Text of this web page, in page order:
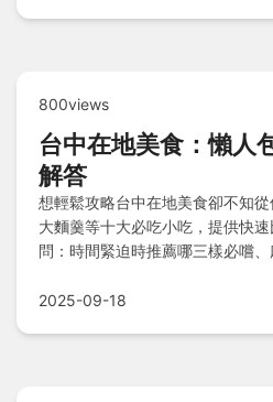
800views
台中在地美食：懶人
解答
想輕鬆攻略台中在地美食卻不知從
大麵羹等十大必吃小吃，提供快
問：時間緊迫時推薦哪三樣必嚐
握美味秘訣！
2025-09-18